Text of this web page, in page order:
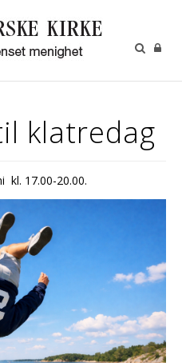
klatredag
kl. 17.00-20.00.